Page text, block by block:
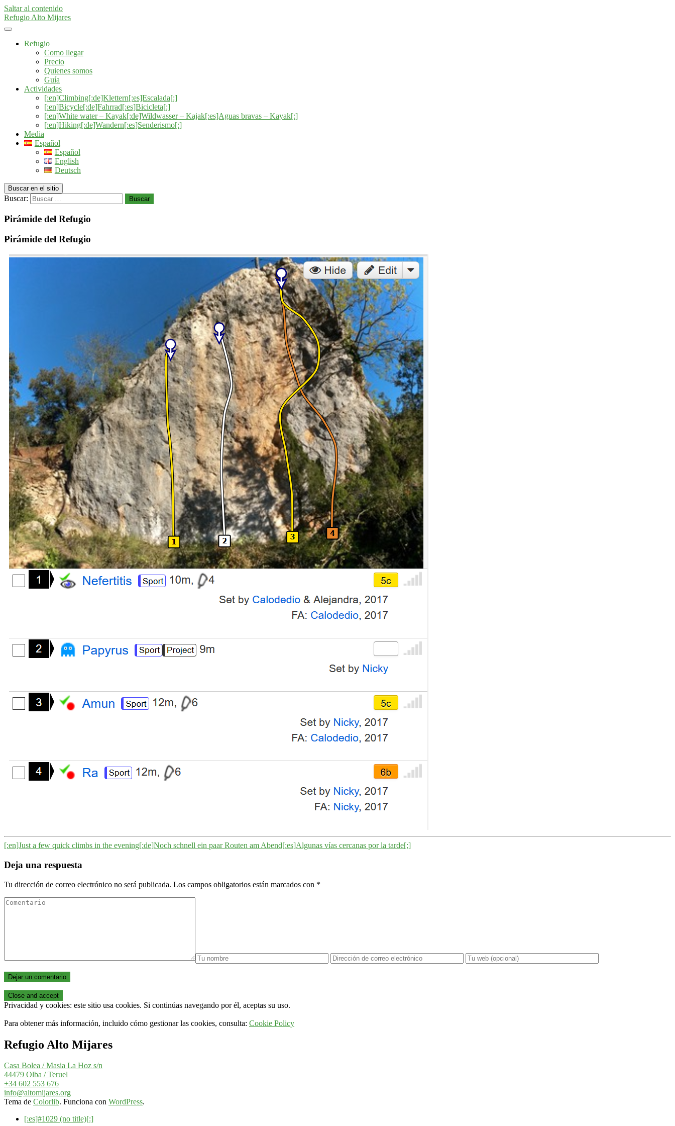
Saltar al contenido
Refugio Alto Mijares
Refugio
Como llegar
Precio
Quienes somos
Guía
Actividades
[:en]Climbing[:de]Klettern[:es]Escalada[:]
[:en]Bicycle[:de]Fahrrad[:es]Bicicleta[:]
[:en]White water – Kayak[:de]Wildwasser – Kajak[:es]Aguas bravas – Kayak[:]
[:en]Hiking[:de]Wandern[:es]Senderismo[:]
Media
Español
Español
English
Deutsch
Buscar en el sitio
Buscar: Buscar
Pirámide del Refugio
Pirámide del Refugio
[:en]Just a few quick climbs in the evening[:de]Noch schnell ein paar Routen am Abend[:es]Algunas vías cercanas por la tarde[:]
Deja una respuesta
Tu dirección de correo electrónico no será publicada. Los campos obligatorios están marcados con *
Privacidad y cookies: este sitio usa cookies. Si continúas navegando por él, aceptas su uso.
Para obtener más información, incluido cómo gestionar las cookies, consulta: Cookie Policy
Refugio Alto Mijares
Casa Bolea / Masia La Hoz s/n
44479 Olba / Teruel
+34 602 553 676
info@altomijares.org
Tema de Colorlib. Funciona con WordPress.
[:es]#1029 (no title)[:]